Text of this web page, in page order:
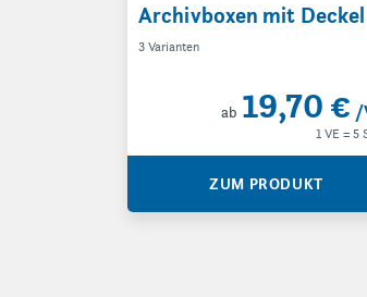
Archivboxen mit Deckel
3 Varianten
ab 19,70 € /
1 VE = 5
ZUM PRODUKT